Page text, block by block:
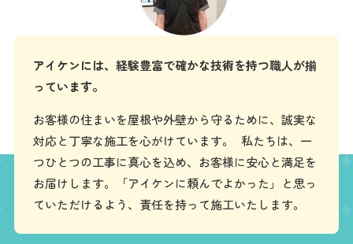
アイケンには、経験豊富で確かな技術を持つ職人が揃
っています。
お客様の住まいを屋根や外壁から守るために、誠実な
対応と丁寧な施工を心がけています。 私たちは、一
つひとつの工事に真心を込め、お客様に安心と満足を
お届けします。「アイケンに頼んでよかった」と思っ
ていただけるよう、責任を持って施工いたします。